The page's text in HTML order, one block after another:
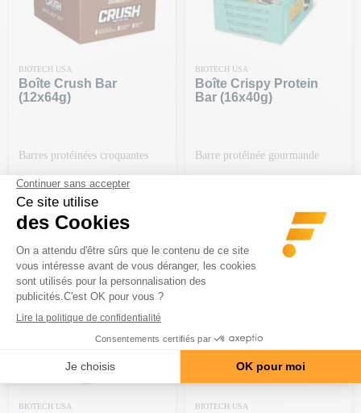
BIOTECH USA
Boîte Crush Bar
(12x64g)
Barres protéinées croquantes
Prix
48,90 €
BIOTECH USA
Boîte Crispy Protein
Bar (16x40g)
Barre protéinée gourmande
-20€ DÈS 150€ D'ACHAT | CODE :
BIOTECH USA
-20€ DÈS 150€ D'ACHAT | CODE :
BIOTECH USA